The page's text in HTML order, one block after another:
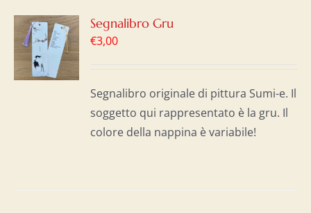
Segnalibro Gru
€3,00
Segnalibro originale di pittura Sumi-e. Il
soggetto qui rappresentato è la gru. Il
colore della nappina è variabile!